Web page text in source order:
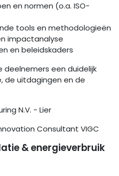
en normen (o.a. ISO-
tools en methodologieën
impactanalyse
en beleidskaders
deelnemers een duidelijk
de uitdagingen en de
N.V. - Lier
Consultant VIGC
& energieverbruik